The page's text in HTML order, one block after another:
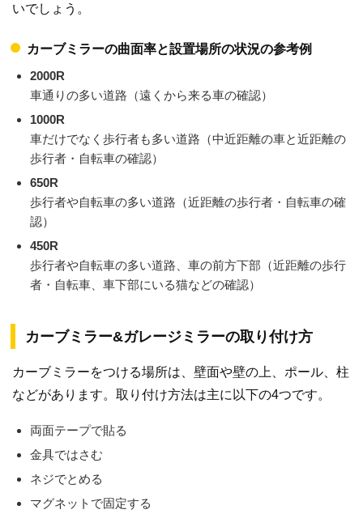
いでしょう。
カーブミラーの曲面率と設置場所の状況の参考例
2000R
車通りの多い道路（遠くから来る車の確認）
1000R
車だけでなく歩行者も多い道路（中近距離の車と近距離の
歩行者・自転車の確認）
650R
歩行者や自転車の多い道路（近距離の歩行者・自転車の確
認）
450R
歩行者や自転車の多い道路、車の前方下部（近距離の歩行
者・自転車、車下部にいる猫などの確認）
カーブミラー&ガレージミラーの取り付け方
カーブミラーをつける場所は、壁面や壁の上、ポール、柱
などがあります。取り付け方法は主に以下の4つです。
両面テープで貼る
金具ではさむ
ネジでとめる
マグネットで固定する